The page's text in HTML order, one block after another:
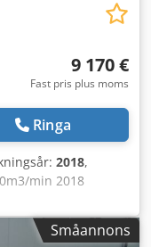
9 170 €
Fast pris plus moms
Ringa
2018,
min 2018
maskinen är
min arbetstryck: 7
681 h
Småannons